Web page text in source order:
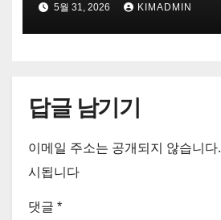
5월 31, 2026 KIMADMIN
답글 남기기
이메일 주소는 공개되지 않습니다.
시됩니다
댓글 *